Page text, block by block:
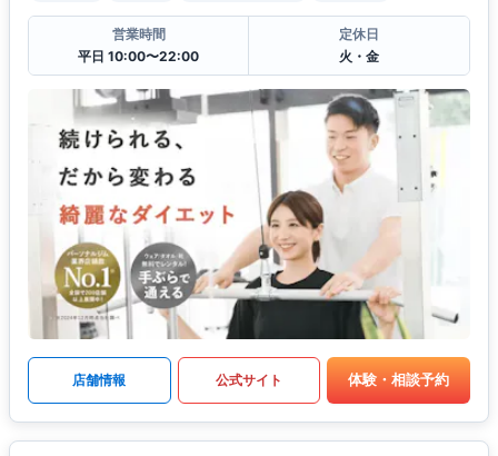
営業時間
平日 10:00〜22:00
定休日
火・金
店舗情報 公式サイト 体験・相談予約